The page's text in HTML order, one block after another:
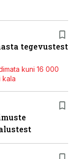
tegevustest
kuni 16 000
kala